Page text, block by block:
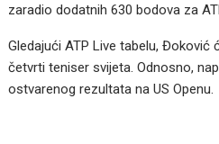
zaradio dodatnih 630 bodova za
Gledajući ATP Live tabelu, Đoković
četvrti teniser svijeta. Odnosno,
ostvarenog rezultata na US Openu.